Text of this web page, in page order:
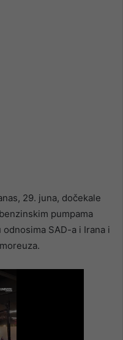
29. juna, dočekale
pumpama
SAD-a i Irana i